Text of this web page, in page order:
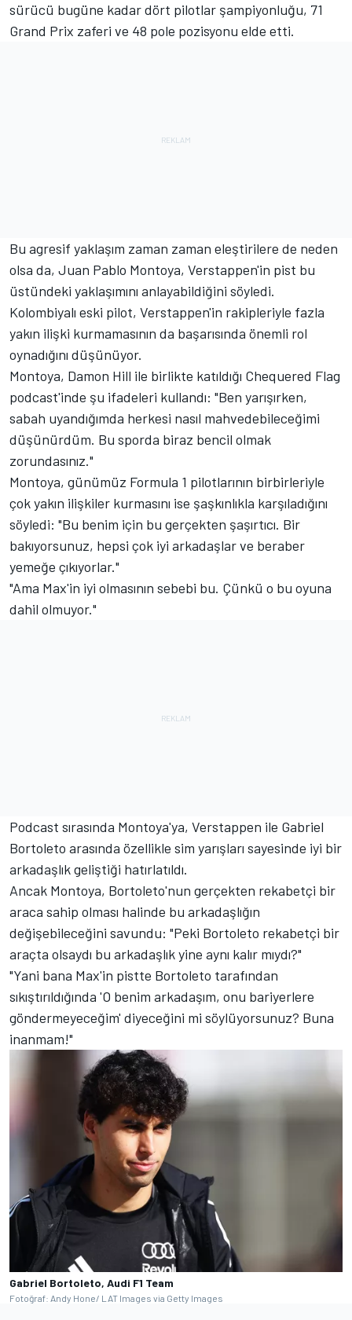
sürücü bugüne kadar dört pilotlar şampiyonluğu, 71
Grand Prix zaferi ve 48 pole pozisyonu elde etti.
Bu agresif yaklaşım zaman zaman eleştirilere de neden
olsa da, Juan Pablo Montoya, Verstappen'in pist bu
üstündeki yaklaşımını anlayabildiğini söyledi.
Kolombiyalı eski pilot, Verstappen'in rakipleriyle fazla
yakın ilişki kurmamasının da başarısında önemli rol
oynadığını düşünüyor.
Montoya, Damon Hill ile birlikte katıldığı Chequered Flag
podcast'inde şu ifadeleri kullandı: "Ben yarışırken,
sabah uyandığımda herkesi nasıl mahvedebileceğimi
düşünürdüm. Bu sporda biraz bencil olmak
zorundasınız."
Montoya, günümüz Formula 1 pilotlarının birbirleriyle
çok yakın ilişkiler kurmasını ise şaşkınlıkla karşıladığını
söyledi: "Bu benim için bu gerçekten şaşırtıcı. Bir
bakıyorsunuz, hepsi çok iyi arkadaşlar ve beraber
yemeğe çıkıyorlar."
"Ama Max'in iyi olmasının sebebi bu. Çünkü o bu oyuna
dahil olmuyor."
Podcast sırasında Montoya'ya, Verstappen ile Gabriel
Bortoleto arasında özellikle sim yarışları sayesinde iyi bir
arkadaşlık geliştiği hatırlatıldı.
Ancak Montoya, Bortoleto'nun gerçekten rekabetçi bir
araca sahip olması halinde bu arkadaşlığın
değişebileceğini savundu: "Peki Bortoleto rekabetçi bir
araçta olsaydı bu arkadaşlık yine aynı kalır mıydı?"
"Yani bana Max'in pistte Bortoleto tarafından
sıkıştırıldığında 'O benim arkadaşım, onu bariyerlere
göndermeyeceğim' diyeceğini mi söylüyorsunuz? Buna
inanmam!"
Gabriel Bortoleto, Audi F1 Team
Fotoğraf: Andy Hone/ LAT Images via Getty Images